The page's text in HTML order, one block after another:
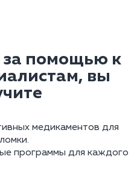
помощью к
вы
медикаментов для
программы для каждого